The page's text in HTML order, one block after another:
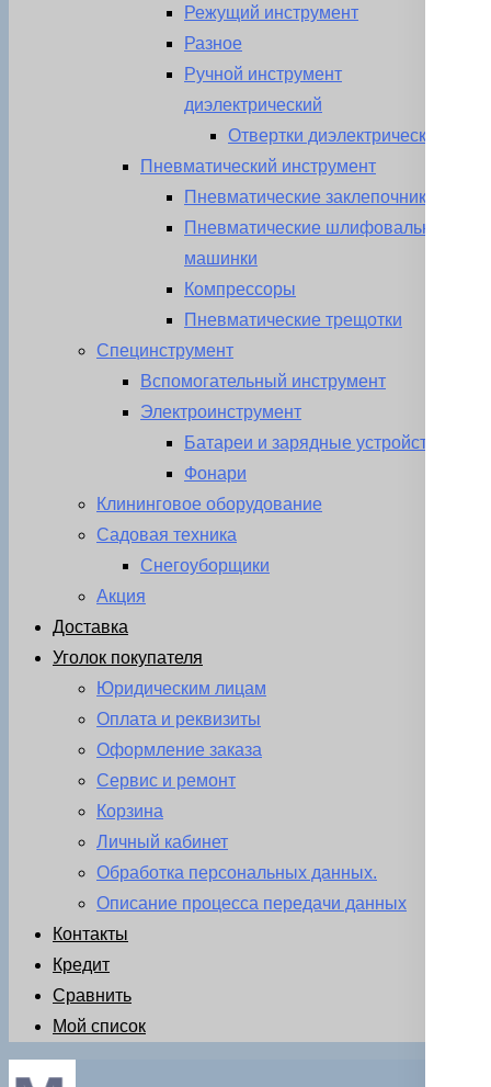
Режущий инструмент
Разное
Ручной инструмент
диэлектрический
Отвертки диэлектрические
Пневматический инструмент
Пневматические заклепочники
Пневматические шлифовальные
машинки
Компрессоры
Пневматические трещотки
Специнструмент
Вспомогательный инструмент
Электроинструмент
Батареи и зарядные устройства
Фонари
Клининговое оборудование
Садовая техника
Снегоуборщики
Акция
Доставка
Уголок покупателя
Юридическим лицам
Оплата и реквизиты
Оформление заказа
Сервис и ремонт
Корзина
Личный кабинет
Обработка персональных данных.
Описание процесса передачи данных
Контакты
Кредит
Сравнить
Мой список